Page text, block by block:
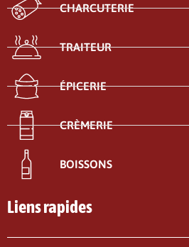
CHARCUTERIE
TRAITEUR
ÉPICERIE
CRÈMERIE
BOISSONS
Liens rapides